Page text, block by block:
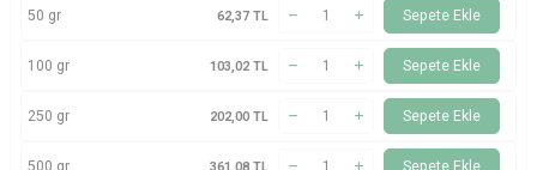
50 gr 62,37 TL Sepete Ekle
100 gr 103,02 TL Sepete Ekle
250 gr 202,00 TL Sepete Ekle
361,08 TL